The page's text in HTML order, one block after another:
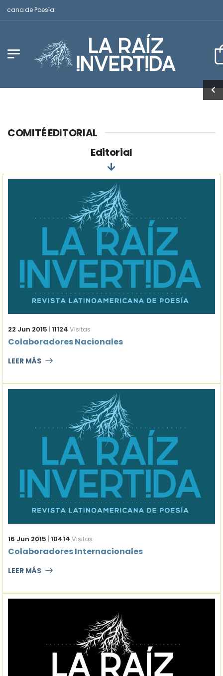
de Poesía
COMITÉ EDITORIAL
Editorial
22 Jun 2015 | 11124 Visitas
Colaboradores Nacionales
LEER MÁS
16 Jun 2015 | 10414 Visitas
Colaboradores Internacionales
LEER MÁS